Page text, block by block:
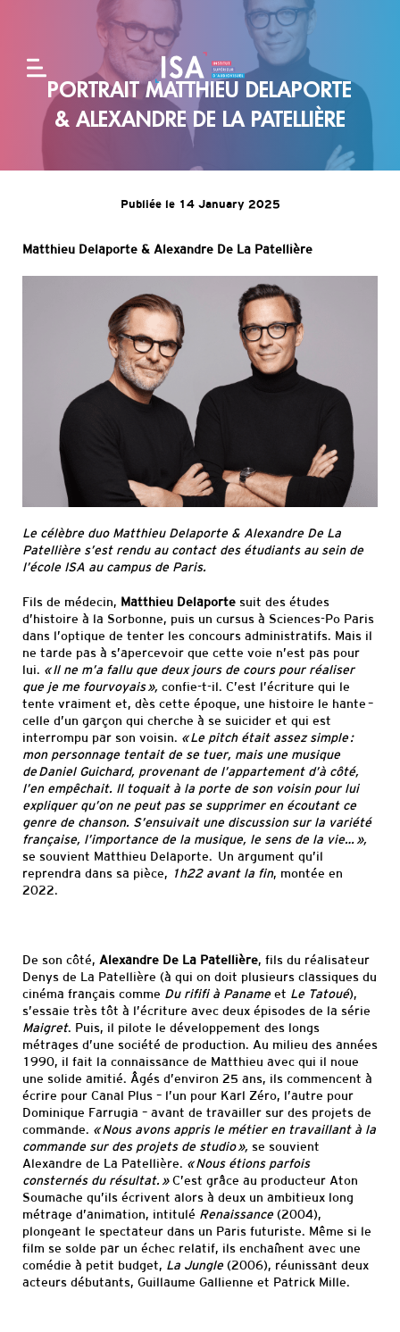
L'école
Alternance
et
entreprises
Informations
pratiques
PORTRAIT MATTHIEU DELAPORTE
& ALEXANDRE DE LA PATELLIÈRE
Publiée le 14 January 2025
Matthieu Delaporte & Alexandre De La Patellière
Le célèbre duo Matthieu Delaporte & Alexandre De La
Patellière s’est rendu au contact des étudiants au sein de
l’école ISA au campus de Paris.
Fils de médecin, Matthieu Delaporte suit des études
d’histoire à la Sorbonne, puis un cursus à Sciences-Po Paris
dans l’optique de tenter les concours administratifs. Mais il
ne tarde pas à s’apercevoir que cette voie n’est pas pour
lui. « Il ne m’a fallu que deux jours de cours pour réaliser
que je me fourvoyais », confie-t-il. C’est l’écriture qui le
tente vraiment et, dès cette époque, une histoire le hante –
celle d’un garçon qui cherche à se suicider et qui est
interrompu par son voisin. « Le pitch était assez simple :
mon personnage tentait de se tuer, mais une musique
de Daniel Guichard, provenant de l’appartement d’à côté,
l’en empêchait. Il toquait à la porte de son voisin pour lui
expliquer qu’on ne peut pas se supprimer en écoutant ce
genre de chanson. S’ensuivait une discussion sur la variété
française, l’importance de la musique, le sens de la vie… »,
se souvient Matthieu Delaporte. Un argument qu’il
reprendra dans sa pièce, 1h22 avant la fin, montée en
2022.
De son côté, Alexandre De La Patellière, fils du réalisateur
Denys de La Patellière (à qui on doit plusieurs classiques du
cinéma français comme Du rififi à Paname et Le Tatoué),
s’essaie très tôt à l’écriture avec deux épisodes de la série
Maigret. Puis, il pilote le développement des longs
métrages d’une société de production. Au milieu des années
1990, il fait la connaissance de Matthieu avec qui il noue
une solide amitié. Âgés d’environ 25 ans, ils commencent à
écrire pour Canal Plus – l’un pour Karl Zéro, l’autre pour
Dominique Farrugia – avant de travailler sur des projets de
commande. « Nous avons appris le métier en travaillant à la
commande sur des projets de studio », se souvient
Alexandre de La Patellière. « Nous étions parfois
consternés du résultat. »C’est grâce au producteur Aton
Soumache qu’ils écrivent alors à deux un ambitieux long
métrage d’animation, intitulé Renaissance (2004),
plongeant le spectateur dans un Paris futuriste. Même si le
film se solde par un échec relatif, ils enchaînent avec une
comédie à petit budget, La Jungle (2006), réunissant deux
acteurs débutants, Guillaume Gallienne et Patrick Mille.